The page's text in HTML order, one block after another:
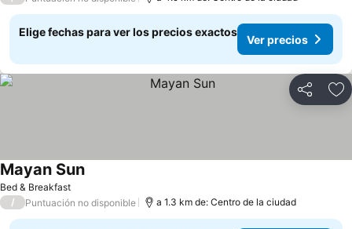
Elige fechas para ver los precios exactos
Ver precios
Compartir
Bed & Breakfast
Mayan Sun
/ Puntuación no disponible a 1.3 km de: Centro de la ciudad